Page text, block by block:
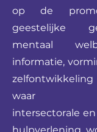
op de
geestelijke
mentaal
informatie,
waar
intersectorale